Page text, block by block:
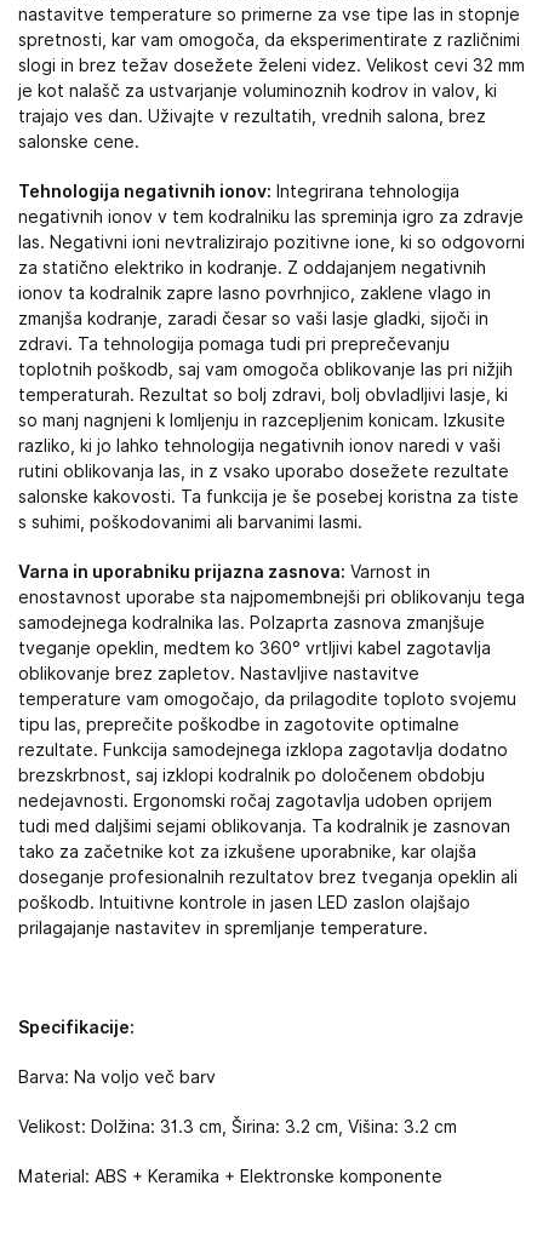
nastavitve temperature so primerne za vse tipe las in stopnje
spretnosti, kar vam omogoča, da eksperimentirate z različnimi
slogi in brez težav dosežete želeni videz. Velikost cevi 32 mm
je kot nalašč za ustvarjanje voluminoznih kodrov in valov, ki
trajajo ves dan. Uživajte v rezultatih, vrednih salona, brez
salonske cene.
Tehnologija negativnih ionov: Integrirana tehnologija
negativnih ionov v tem kodralniku las spreminja igro za zdravje
las. Negativni ioni nevtralizirajo pozitivne ione, ki so odgovorni
za statično elektriko in kodranje. Z oddajanjem negativnih
ionov ta kodralnik zapre lasno povrhnjico, zaklene vlago in
zmanjša kodranje, zaradi česar so vaši lasje gladki, sijoči in
zdravi. Ta tehnologija pomaga tudi pri preprečevanju
toplotnih poškodb, saj vam omogoča oblikovanje las pri nižjih
temperaturah. Rezultat so bolj zdravi, bolj obvladljivi lasje, ki
so manj nagnjeni k lomljenju in razcepljenim konicam. Izkusite
razliko, ki jo lahko tehnologija negativnih ionov naredi v vaši
rutini oblikovanja las, in z vsako uporabo dosežete rezultate
salonske kakovosti. Ta funkcija je še posebej koristna za tiste
s suhimi, poškodovanimi ali barvanimi lasmi.
Varna in uporabniku prijazna zasnova: Varnost in
enostavnost uporabe sta najpomembnejši pri oblikovanju tega
samodejnega kodralnika las. Polzaprta zasnova zmanjšuje
tveganje opeklin, medtem ko 360° vrtljivi kabel zagotavlja
oblikovanje brez zapletov. Nastavljive nastavitve
temperature vam omogočajo, da prilagodite toploto svojemu
tipu las, preprečite poškodbe in zagotovite optimalne
rezultate. Funkcija samodejnega izklopa zagotavlja dodatno
brezskrbnost, saj izklopi kodralnik po določenem obdobju
nedejavnosti. Ergonomski ročaj zagotavlja udoben oprijem
tudi med daljšimi sejami oblikovanja. Ta kodralnik je zasnovan
tako za začetnike kot za izkušene uporabnike, kar olajša
doseganje profesionalnih rezultatov brez tveganja opeklin ali
poškodb. Intuitivne kontrole in jasen LED zaslon olajšajo
prilagajanje nastavitev in spremljanje temperature.
Specifikacije:
Barva: Na voljo več barv
Velikost: Dolžina: 31.3 cm, Širina: 3.2 cm, Višina: 3.2 cm
Material: ABS + Keramika + Elektronske komponente